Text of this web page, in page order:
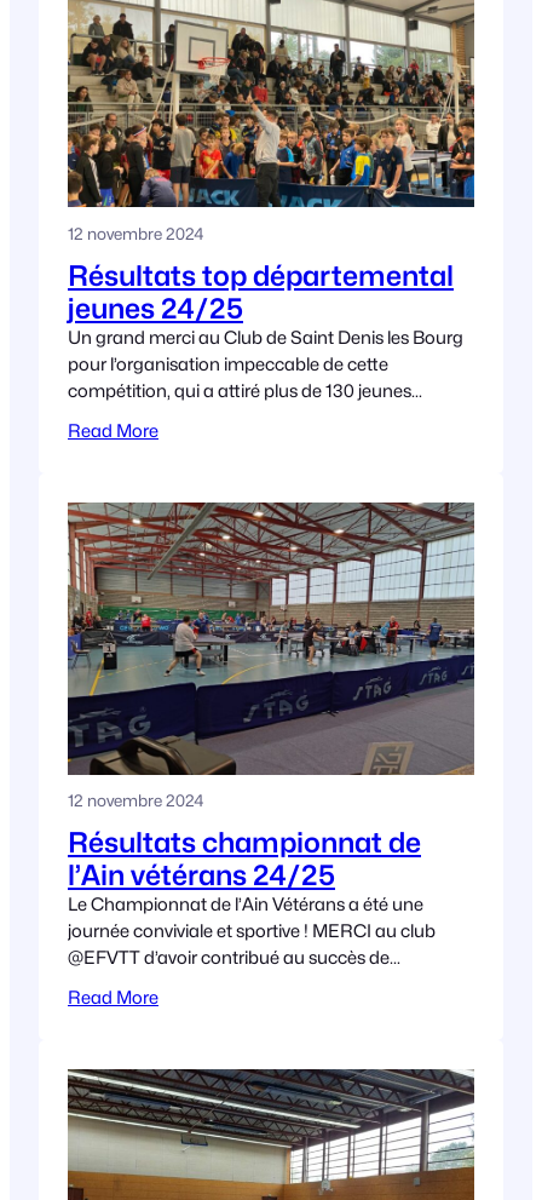
12 novembre 2024
Résultats top départemental
jeunes 24/25
Un grand merci au Club de Saint Denis les Bourg
pour l’organisation impeccable de cette
compétition, qui a attiré plus de 130 jeunes
tableau
Read More
12 novembre 2024
Résultats championnat de
l’Ain vétérans 24/25
Le Championnat de l’Ain Vétérans a été une
journée conviviale et sportive ! MERCI au club
@EFVTT d’avoir contribué au succès de
moments
Read More